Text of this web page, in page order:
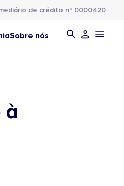
de crédito nº 0000420
Sobre nós
à